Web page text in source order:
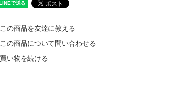
この商品を友達に教える
この商品について問い合わせる
買い物を続ける